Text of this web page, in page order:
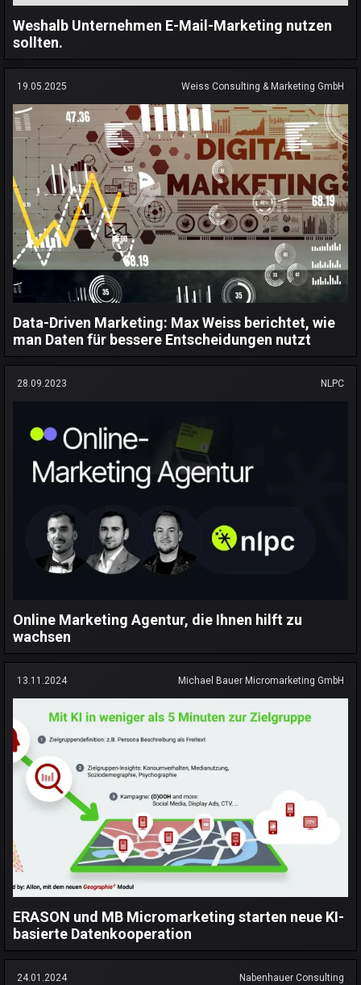
Weshalb Unternehmen E-Mail-Marketing nutzen
sollten.
19.05.2025 Weiss Consulting & Marketing GmbH
Data-Driven Marketing: Max Weiss berichtet, wie
man Daten für bessere Entscheidungen nutzt
28.09.2023 NLPC
Online Marketing Agentur, die Ihnen hilft zu
wachsen
13.11.2024 Michael Bauer Micromarketing GmbH
ERASON und MB Micromarketing starten neue KI-
basierte Datenkooperation
24.01.2024 Nabenhauer Consulting